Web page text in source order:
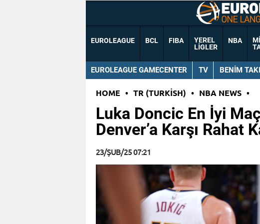
EUROLEAGUE BCL FIBA
YEREL
LIGLER
NBA
EUROLEAGUE GAMECENTER TV BENIM
HOME • TR (TURKISH) • NBA NEWS •
Luka Doncic En İyi
Denver’a Karşı Rahat
23/ŞUB/25 07:21